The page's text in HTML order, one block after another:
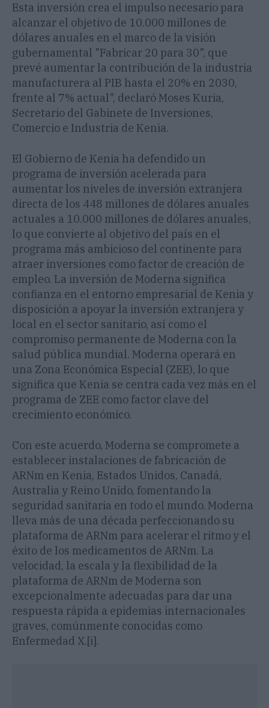
Esta inversión crea el impulso necesario para
alcanzar el objetivo de 10.000 millones de
dólares anuales en el marco de la visión
gubernamental "Fabricar 20 para 30", que
prevé aumentar la contribución de la industria
manufacturera al PIB hasta el 20% en 2030,
frente al 7% actual", declaró Moses Kuria,
Secretario del Gabinete de Inversiones,
Comercio e Industria de Kenia.
El Gobierno de Kenia ha defendido un
programa de inversión acelerada para
aumentar los niveles de inversión extranjera
directa de los 448 millones de dólares anuales
actuales a 10.000 millones de dólares anuales,
lo que convierte al objetivo del país en el
programa más ambicioso del continente para
atraer inversiones como factor de creación de
empleo. La inversión de Moderna significa
confianza en el entorno empresarial de Kenia y
disposición a apoyar la inversión extranjera y
local en el sector sanitario, así como el
compromiso permanente de Moderna con la
salud pública mundial. Moderna operará en
una Zona Económica Especial (ZEE), lo que
significa que Kenia se centra cada vez más en el
programa de ZEE como factor clave del
crecimiento económico.
Con este acuerdo, Moderna se compromete a
establecer instalaciones de fabricación de
ARNm en Kenia, Estados Unidos, Canadá,
Australia y Reino Unido, fomentando la
seguridad sanitaria en todo el mundo. Moderna
lleva más de una década perfeccionando su
plataforma de ARNm para acelerar el ritmo y el
éxito de los medicamentos de ARNm. La
velocidad, la escala y la flexibilidad de la
plataforma de ARNm de Moderna son
excepcionalmente adecuadas para dar una
respuesta rápida a epidemias internacionales
graves, comúnmente conocidas como
Enfermedad X.[i].